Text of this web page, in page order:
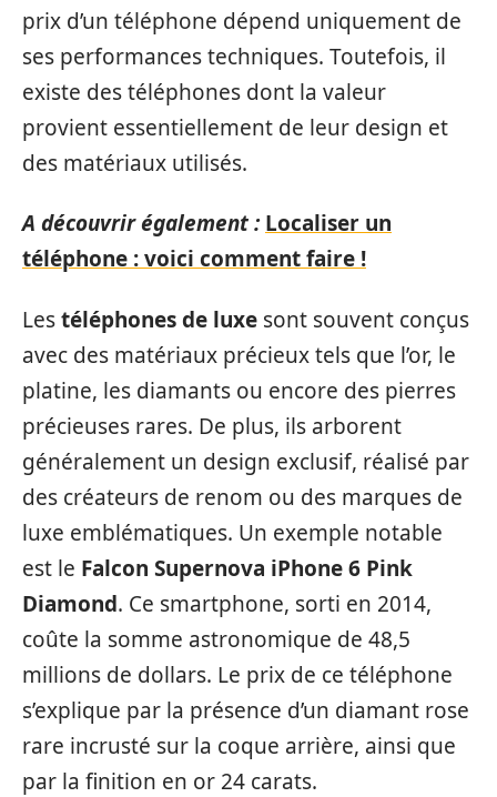
prix d’un téléphone dépend uniquement de
ses performances techniques. Toutefois, il
existe des téléphones dont la valeur
provient essentiellement de leur design et
des matériaux utilisés.
A découvrir également : Localiser un
téléphone : voici comment faire !
Lestéléphones de luxe sont souvent conçus
avec des matériaux précieux tels que l’or, le
platine, les diamants ou encore des pierres
précieuses rares. De plus, ils arborent
généralement un design exclusif, réalisé par
des créateurs de renom ou des marques de
luxe emblématiques. Un exemple notable
est le Falcon Supernova iPhone 6 Pink
Diamond. Ce smartphone, sorti en 2014,
coûte la somme astronomique de 48,5
millions de dollars. Le prix de ce téléphone
s’explique par la présence d’un diamant rose
rare incrusté sur la coque arrière, ainsi que
par la finition en or 24 carats.